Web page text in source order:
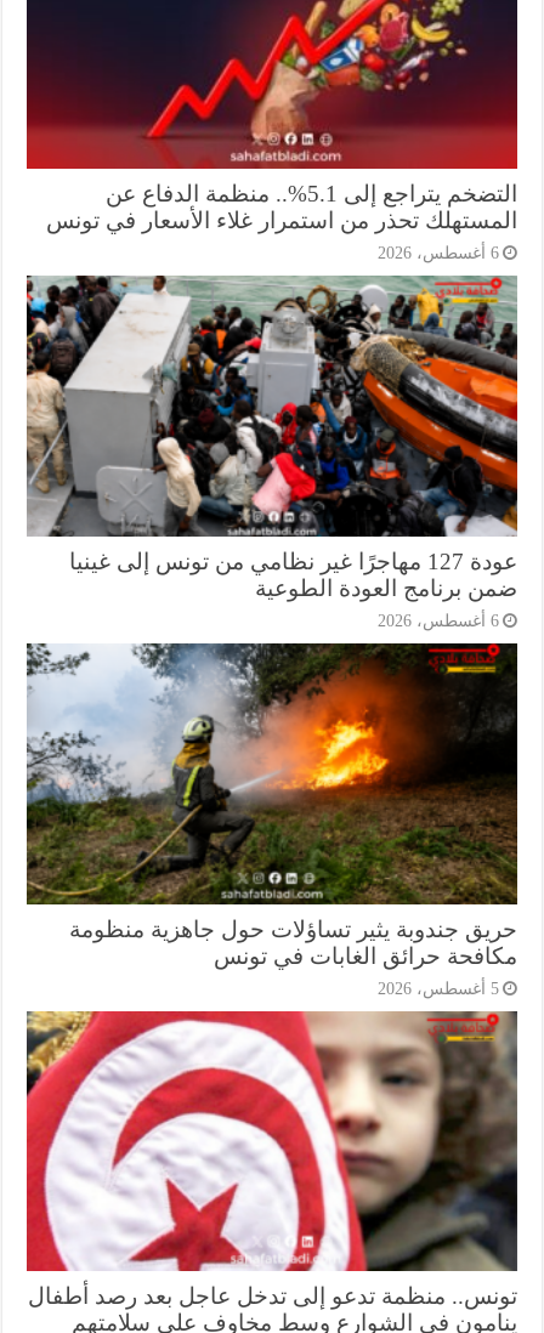
التضخم يتراجع إلى 5.1%.. منظمة الدفاع عن
تحذر من استمرار غلاء الأسعار في تونس
عودة 127 مهاجرًا غير نظامي من تونس إلى غينيا
برنامج العودة الطوعية
جندوبة يثير تساؤلات حول جاهزية منظومة
حرائق الغابات في تونس
منظمة تدعو إلى تدخل عاجل بعد رصد أطفال
في الشوارع وسط مخاوف على سلامتهم